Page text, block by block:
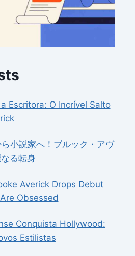
Escritora: O Incrível Salto
小説家へ！ブルック・アヴ
る転身
Averick Drops Debut
Obsessed
Conquista Hollywood:
Estilistas